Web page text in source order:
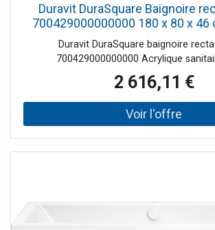
Duravit DuraSquare Baignoire
700429000000000 180 x 80 x 46
version murale, avec cadre, 2
blanc
Duravit DuraSquare baignoire
700429000000000 Acrylique
2 616,11 €